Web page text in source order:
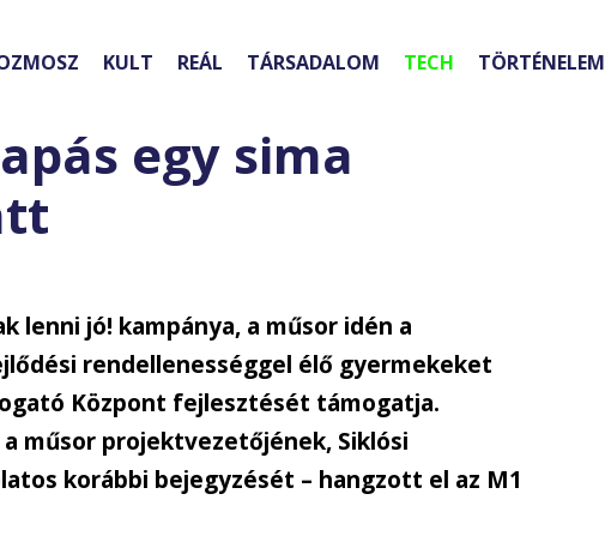
KULT REÁL TÁRSADALOM TECH TÖRTÉNELEM
egy sima
lenni jó! kampánya, a műsor idén a
rendellenességgel élő gyermekeket
Központ fejlesztését támogatja.
műsor projektvezetőjének, Siklósi
korábbi bejegyzését – hangzott el az M1